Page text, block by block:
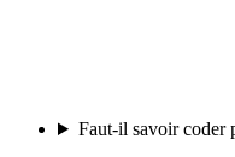
Faut-il savoir coder